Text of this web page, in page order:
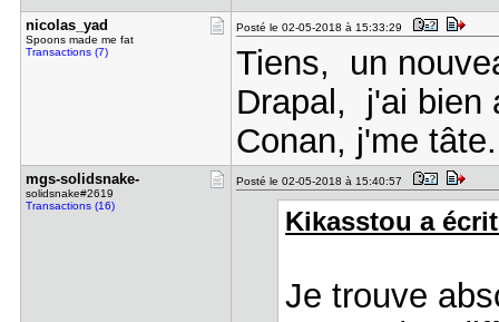
nicolas_ya​d
Spoons made me fat
Transactions (7)
Posté le 02-05-2018 à 15:33:29
Tiens, un
Drapal, j'ai bien
Conan, j'me
mgs-solids​nake-
solidsnake#2619
Transactions (16)
Posté le 02-05-2018 à 15:40:57
Kikasstou a
Je trouve